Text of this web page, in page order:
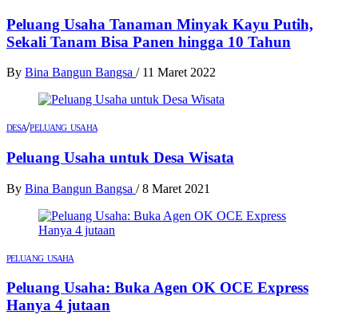
Peluang Usaha Tanaman Minyak Kayu Putih,
Sekali Tanam Bisa Panen hingga 10 Tahun
By Bina Bangun Bangsa / 11 Maret 2022
DESA/PELUANG USAHA
Peluang Usaha untuk Desa Wisata
By Bina Bangun Bangsa / 8 Maret 2021
PELUANG USAHA
Peluang Usaha: Buka Agen OK OCE Express
Hanya 4 jutaan